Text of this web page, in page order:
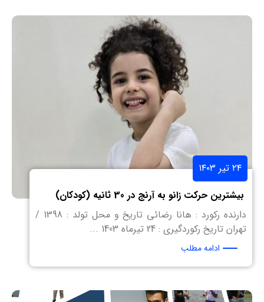
۲۴ تیر ۱۴۰۳
بیشترین حرکت زانو به آرنج در 30 ثانیه (کودکان)
دارنده رکورد : هانا رضائی تاریخ و محل تولد : 1398 /
تهران تاریخ رکوردگیری : 24 تیرماه 1403 ...
ادامه مطلب